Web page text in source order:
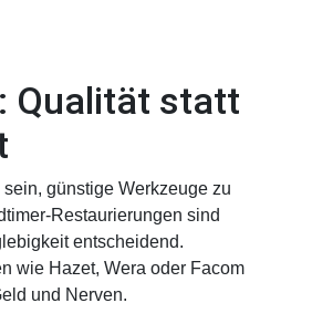
Qualität statt
günstige Werkzeuge zu
Restaurierungen sind
entscheidend.
wie Hazet, Wera oder Facom
und Nerven.